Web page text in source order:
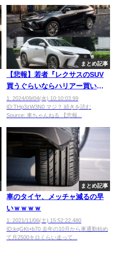
まとめ記事
【悲報】若者『レクサスのSUV
買うぐらいならハリアー買いま
す。レクサスは高いだけのぼっ
たくり』←これｗｗｗｗｗ
1: 2024/09/04(水) 10:10:03.99
ID:THp3zW3N0 マジ？ 続きを読む
Source: 車ちゃんねる 【悲報...
まとめ記事
車のタイヤ、メッチャ減るの早
いｗｗｗｗ
1: 2021/11/06(土) 15:52:22.480
ID:kqGKt+b70 去年の10月から車通勤始め
て月2500キロくらい走って...